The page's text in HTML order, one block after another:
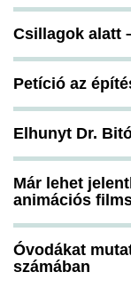
Csillagok alatt
Petíció az
Elhunyt Dr.
Már lehet
animációs
Óvodákat
számában